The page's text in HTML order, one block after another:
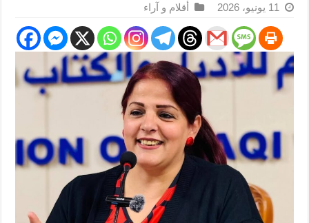
11 يونيو، 2026 أقلام و آراء